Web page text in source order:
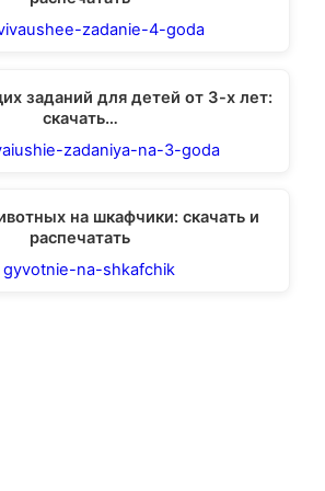
заданий для детей от 3-х лет:
скачать…
на шкафчики: скачать и
распечатать